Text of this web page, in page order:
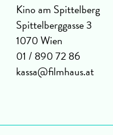
Kino am Spittelberg
Spittelberggasse 3
1070 Wien
01 / 890 72 86
kassa@filmhaus.at